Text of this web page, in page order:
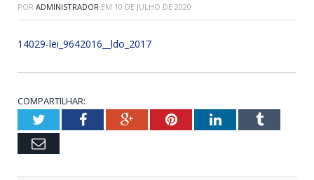
POR ADMINISTRADOR EM 10 DE JULHO DE 2020
14029-lei_9642016__ldo_2017
COMPARTILHAR:
TwitterFacebookGoogle+PinterestLinkedInTumblr
Email